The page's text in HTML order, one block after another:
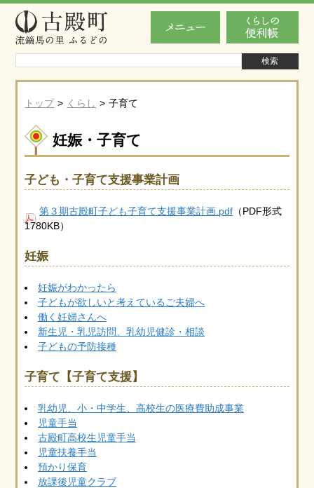
トップ くらし 子育て
妊娠・子育て
子ども・子育て支援事業計画
第３期古殿町子ども子育て支援事業計画.pdf （PDF形式
1780KB）
妊娠
妊娠がわかったら
子どもが欲しいと考えているご夫婦へ
働く妊婦さんへ
新生児・乳児訪問、乳幼児健診・相談
子どもの予防接種
子育て【子育て支援】
乳幼児、小・中学生、高校生の医療費助成事業
児童手当
古殿町高校生児童手当
児童扶養手当
預かり保育
放課後児童クラブ